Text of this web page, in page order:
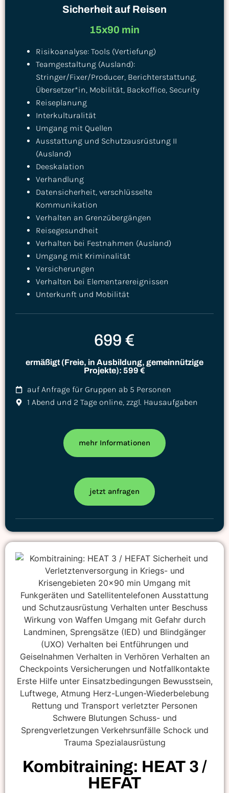
Sicherheit auf Reisen
15x90 min
Risikoanalyse: Tools (Vertiefung)
Teamgestaltung (Ausland):
Stringer/Fixer/Producer, Berichterstattung,
Übersetzer*in, Mobilität, Backoffice, Security
Reiseplanung
Interkulturalität
Umgang mit Quellen
Ausstattung und Schutzausrüstung II
(Ausland)
Deeskalation
Verhandlung
Datensicherheit, verschlüsselte
Kommunikation
Verhalten an Grenzübergängen
Reisegesundheit
Verhalten bei Festnahmen (Ausland)
Umgang mit Kriminalität
Versicherungen
Verhalten bei Elementarereignissen
Unterkunft und Mobilität
699 €
ermäßigt (Freie, in Ausbildung, gemeinnützige
Projekte): 599 €
auf Anfrage für Gruppen ab 5 Personen
1 Abend und 2 Tage online, zzgl. Hausaufgaben
mehr Informationen
jetzt anfragen
Kombitraining: HEAT 3 /
HEFAT